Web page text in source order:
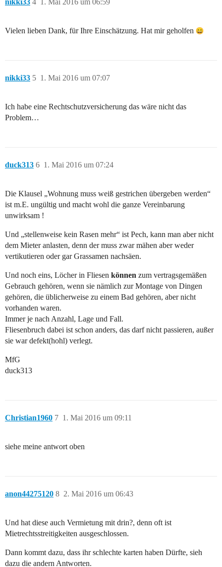
nikki33 1. Mai 2016 um 06:59
4
Vielen lieben Dank, für Ihre Einschätzung. Hat mir geholfen
nikki33 1. Mai 2016 um 07:07
5
Ich habe eine Rechtschutzversicherung das wäre nicht das
Problem…
duck313 1. Mai 2016 um 07:24
6
Die Klausel „Wohnung muss weiß gestrichen übergeben werden“
ist m.E. ungültig und macht wohl die ganze Vereinbarung
unwirksam !
Und „stellenweise kein Rasen mehr“ ist Pech, kann man aber nicht
dem Mieter anlasten, denn der muss zwar mähen aber weder
vertikutieren oder gar Grassamen nachsäen.
Und noch eins, Löcher in Fliesen können zum vertragsgemäßen
Gebrauch gehören, wenn sie nämlich zur Montage von Dingen
gehören, die üblicherweise zu einem Bad gehören, aber nicht
vorhanden waren.
Immer je nach Anzahl, Lage und Fall.
Fliesenbruch dabei ist schon anders, das darf nicht passieren, außer
sie war defekt(hohl) verlegt.
MfG
duck313
Christian1960 1. Mai 2016 um 09:11
7
siehe meine antwort oben
anon44275120 2. Mai 2016 um 06:43
8
Und hat diese auch Vermietung mit drin?, denn oft ist
Mietrechtsstreitigkeiten ausgeschlossen.
Dann kommt dazu, dass ihr schlechte karten haben Dürfte, sieh
dazu die andern Antworten.